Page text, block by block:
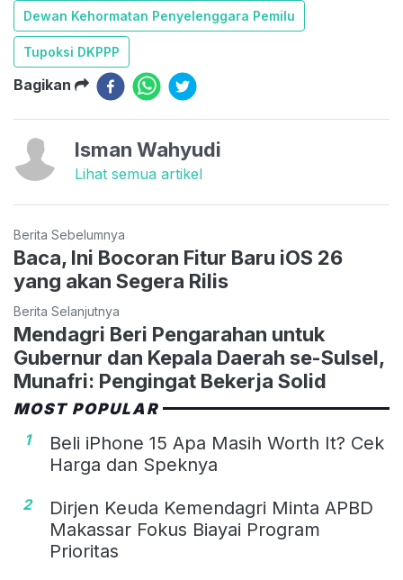
Dewan Kehormatan Penyelenggara Pemilu
Tupoksi DKPPP
Bagikan
Isman Wahyudi
Lihat semua artikel
Berita Sebelumnya
Baca, Ini Bocoran Fitur Baru iOS 26
yang akan Segera Rilis
Berita Selanjutnya
Mendagri Beri Pengarahan untuk
Gubernur dan Kepala Daerah se-Sulsel,
Munafri: Pengingat Bekerja Solid
MOST POPULAR
1
Beli iPhone 15 Apa Masih Worth It? Cek
Harga dan Speknya
2
Dirjen Keuda Kemendagri Minta APBD
Makassar Fokus Biayai Program
Prioritas